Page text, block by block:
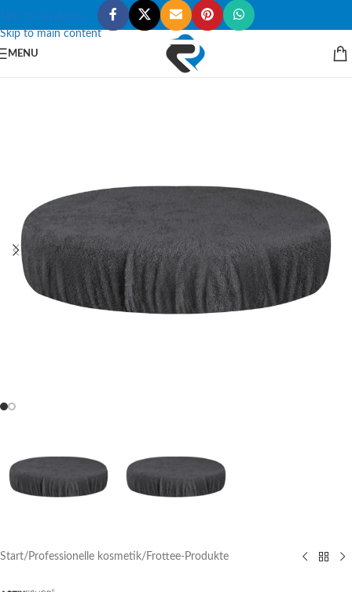
Skip to navigation
Skip to main content
MENU
Start/ Professionelle kosmetik/ Frottee-Produkte